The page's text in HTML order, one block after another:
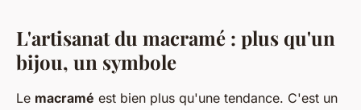
L'artisanat du macramé : plus qu'un
bijou, un symbole
Le macramé est bien plus qu'une tendance. C'est un